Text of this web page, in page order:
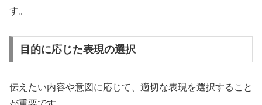
す。
目的に応じた表現の選択
伝えたい内容や意図に応じて、適切な表現を選択すること